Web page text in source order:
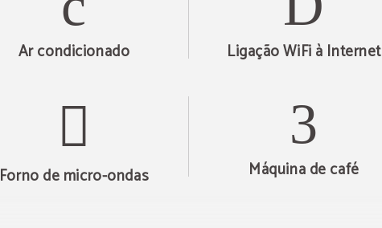
Ar condicionado Ligação WiFi à Internet
Forno de micro-ondas Máquina de café